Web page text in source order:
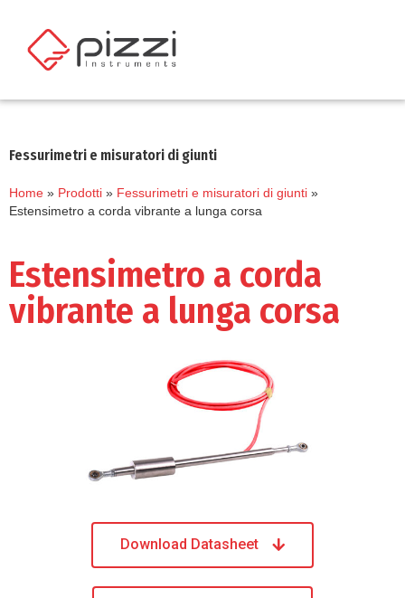
Fessurimetri e misuratori di giunti
Home » Prodotti » Fessurimetri e misuratori di giunti »
Estensimetro a corda vibrante a lunga corsa
Estensimetro a corda
vibrante a lunga corsa
Download Datasheet